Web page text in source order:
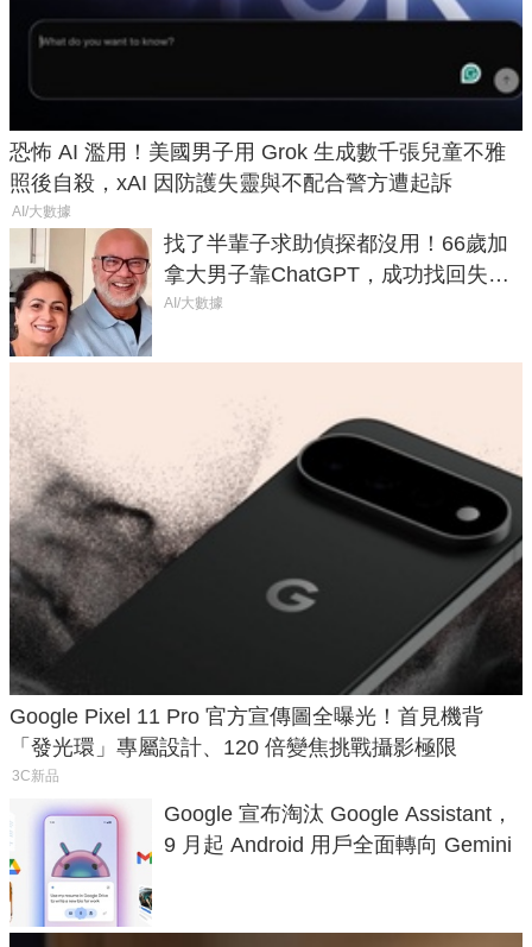
恐怖 AI 濫用！美國男子用 Grok 生成數千張兒童不雅
照後自殺，xAI 因防護失靈與不配合警方遭起訴
AI/大數據
找了半輩子求助偵探都沒用！66歲加
拿大男子靠ChatGPT，成功找回失散
50年家人
AI/大數據
Google Pixel 11 Pro 官方宣傳圖全曝光！首見機背
「發光環」專屬設計、120 倍變焦挑戰攝影極限
3C新品
Google 宣布淘汰 Google Assistant，
9 月起 Android 用戶全面轉向 Gemini